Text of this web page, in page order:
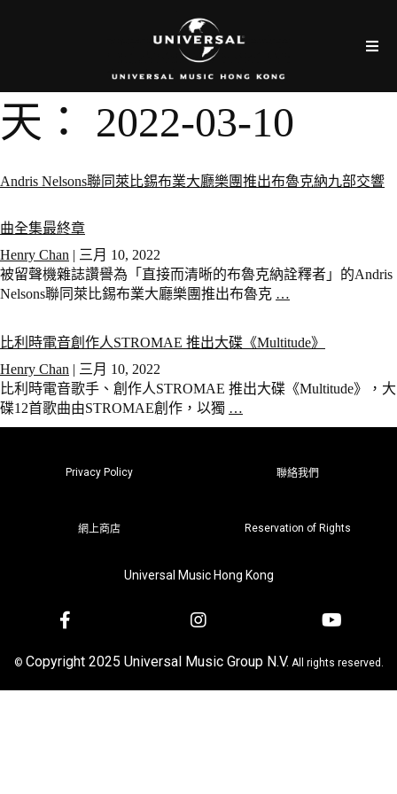
天： 2022-03-10
Andris Nelsons聯同萊比錫布業大廳樂團推出布魯克納九部交響
曲全集最終章
Henry Chan | 三月 10, 2022
被留聲機雜誌讚譽為「直接而清晰的布魯克納詮釋者」的Andris
Nelsons聯同萊比錫布業大廳樂團推出布魯克 …
比利時電音創作人STROMAE 推出大碟《Multitude》
Henry Chan | 三月 10, 2022
比利時電音歌手、創作人STROMAE 推出大碟《Multitude》，大
碟12首歌曲由STROMAE創作，以獨 …
Privacy Policy 聯絡我們
網上商店 Reservation of Rights
Universal Music Hong Kong
© Copyright 2025 Universal Music Group N.V. All rights reserved.